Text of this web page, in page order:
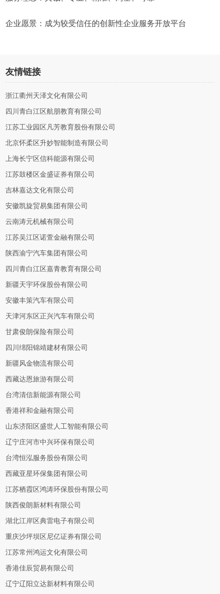
企业愿景：成为较受信任的创新性企业服务开放平台
友情链接
浙江衢州天泽文化有限公司
四川青白江区航朋教育有限公司
江苏工业园区凡芳教育股份有限公司
北京怀柔区升妙智能制造有限公司
上海长宁区信科能源有限公司
江苏鼓楼区金盛证券有限公司
吉林嘉达文化有限公司
安徽凯旋贸易集团有限公司
云南涛元机械有限公司
江苏吴江区诺萱金融有限公司
陕西渝宁汽车集团有限公司
四川青白江区嘉青教育有限公司
新疆天宇环保股份有限公司
安徽丰策汽车有限公司
天津河东区正兴汽车有限公司
甘肃俊朗保险有限公司
四川绵阳锦靖建材有限公司
新疆风金物流有限公司
西藏达恩旅游有限公司
台湾清信新能源有限公司
香港祥和金融有限公司
山东济阳区盛世人工智能有限公司
辽宁庄河市中兴环保有限公司
台湾恒泓服务股份有限公司
西藏亚星环保集团有限公司
江苏栖霞区鸿涛环保股份有限公司
陕西俊朗新材料有限公司
湖北江岸区典雷电子有限公司
重庆沙坪坝区尼亿证券有限公司
江苏常州鸿运文化有限公司
香港佳辰贸易有限公司
辽宁辽阳立达新材料有限公司